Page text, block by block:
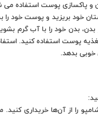
پوست استفاده می شود.
بریزید و پوست خود را
خود را با آب گرم
پوست استفاده کنید.
خوبی بدهد.
شامپو را از آن‌ها